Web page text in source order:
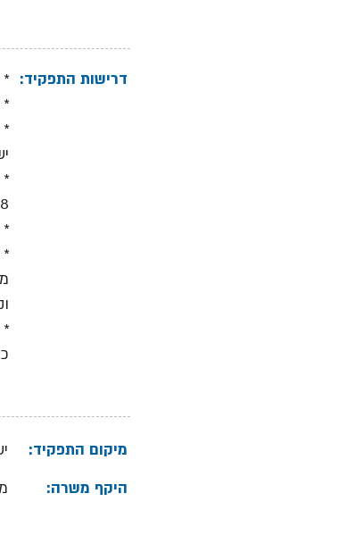
*
8 שנים אחרונות לפחות.
*
*
*
דרישות התפקיד:
מיקום התפקיד:
היקף משרה: